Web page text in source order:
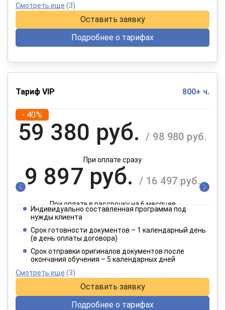
Смотреть еще (3)
Оставить заявку
Подробнее о тарифах
Тариф VIP 800+ ч.
- 40%
59 380 руб. / 98 980 руб.
При оплате сразу
9 897 руб. / 16 497 руб.
При оплате в рассрочку на 6 месяцев
4 949 руб. / 8 249 руб.
При оплате в рассрочку на 12 месяцев
Индивидуально составленная программа под
нужды клиента
Срок готовности документов – 1 календарный день
(в день оплаты договора)
Срок отправки оригиналов документов после
окончания обучения – 5 календарных дней
Смотреть еще (3)
Оставить заявку
Подробнее о тарифах